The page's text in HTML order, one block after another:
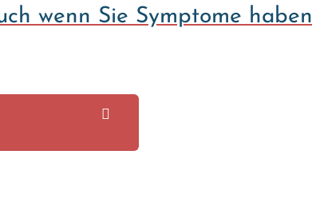
wenn Sie Symptome haben